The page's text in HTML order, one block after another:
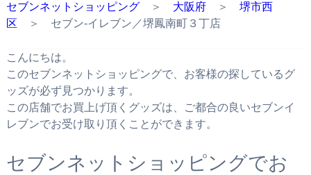
セブンネットショッピング＞ 大阪府＞ 堺市西
区 ＞ セブン‐イレブン／堺鳳南町３丁店
こんにちは。
このセブンネットショッピングで、お客様の探しているグ
ッズが必ず見つかります。
この店舗でお買上げ頂くグッズは、ご都合の良いセブンイ
レブンでお受け取り頂くことができます。
セブンネットショッピングでお